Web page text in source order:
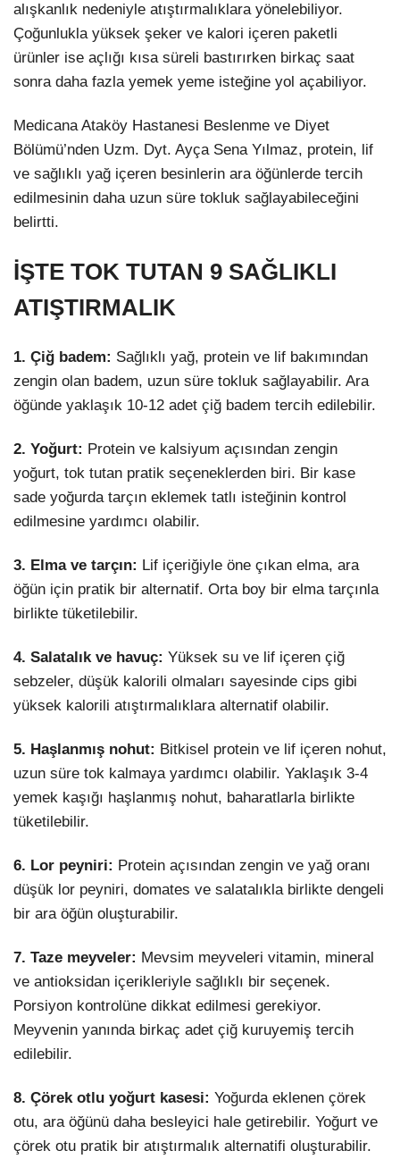
alışkanlık nedeniyle atıştırmalıklara yönelebiliyor.
Çoğunlukla yüksek şeker ve kalori içeren paketli
ürünler ise açlığı kısa süreli bastırırken birkaç saat
sonra daha fazla yemek yeme isteğine yol açabiliyor.
Medicana Ataköy Hastanesi Beslenme ve Diyet
Bölümü’nden Uzm. Dyt. Ayça Sena Yılmaz, protein, lif
ve sağlıklı yağ içeren besinlerin ara öğünlerde tercih
edilmesinin daha uzun süre tokluk sağlayabileceğini
belirtti.
İŞTE TOK TUTAN 9 SAĞLIKLI
ATIŞTIRMALIK
1. Çiğ badem: Sağlıklı yağ, protein ve lif bakımından
zengin olan badem, uzun süre tokluk sağlayabilir. Ara
öğünde yaklaşık 10-12 adet çiğ badem tercih edilebilir.
2. Yoğurt: Protein ve kalsiyum açısından zengin
yoğurt, tok tutan pratik seçeneklerden biri. Bir kase
sade yoğurda tarçın eklemek tatlı isteğinin kontrol
edilmesine yardımcı olabilir.
3. Elma ve tarçın: Lif içeriğiyle öne çıkan elma, ara
öğün için pratik bir alternatif. Orta boy bir elma tarçınla
birlikte tüketilebilir.
4. Salatalık ve havuç: Yüksek su ve lif içeren çiğ
sebzeler, düşük kalorili olmaları sayesinde cips gibi
yüksek kalorili atıştırmalıklara alternatif olabilir.
5. Haşlanmış nohut: Bitkisel protein ve lif içeren nohut,
uzun süre tok kalmaya yardımcı olabilir. Yaklaşık 3-4
yemek kaşığı haşlanmış nohut, baharatlarla birlikte
tüketilebilir.
6. Lor peyniri: Protein açısından zengin ve yağ oranı
düşük lor peyniri, domates ve salatalıkla birlikte dengeli
bir ara öğün oluşturabilir.
7. Taze meyveler: Mevsim meyveleri vitamin, mineral
ve antioksidan içerikleriyle sağlıklı bir seçenek.
Porsiyon kontrolüne dikkat edilmesi gerekiyor.
Meyvenin yanında birkaç adet çiğ kuruyemiş tercih
edilebilir.
8. Çörek otlu yoğurt kasesi: Yoğurda eklenen çörek
otu, ara öğünü daha besleyici hale getirebilir. Yoğurt ve
çörek otu pratik bir atıştırmalık alternatifi oluşturabilir.